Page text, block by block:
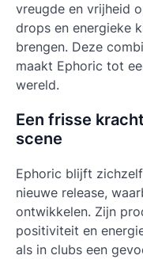
vreugde en vrijheid
drops en energieke
brengen. Deze
maakt Ephoric tot
wereld.
Een frisse
scene
Ephoric blijft
nieuwe release,
ontwikkelen. Zijn
positiviteit en
als in clubs een